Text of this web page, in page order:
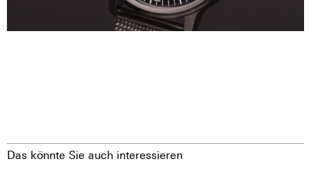
Das könnte Sie auch interessieren